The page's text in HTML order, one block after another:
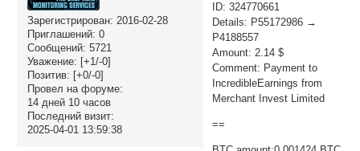
Зарегистрирован: 2016-02-28
Приглашений: 0
Сообщений: 5721
Уважение: [+1/-0]
Позитив: [+0/-0]
Провел на форуме:
14 дней 10 часов
Последний визит:
2025-04-01 13:59:38
ID: 324770661
Details: P55172986 →
P4188557
Amount: 2.14 $
Comment: Payment to
IncredibleEarnings from
Merchant Invest Limited
==